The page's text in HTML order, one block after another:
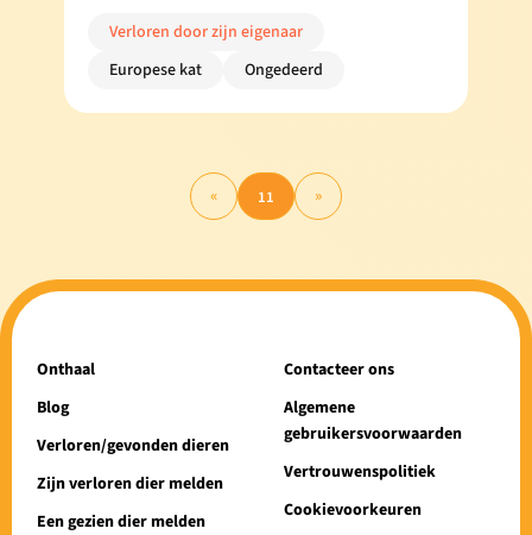
Verloren door zijn eigenaar
Europese kat
Ongedeerd
« 11 »
Onthaal
Blog
Verloren/gevonden dieren
Zijn verloren dier melden
Een gezien dier melden
Contacteer ons
Algemene
gebruikersvoorwaarden
Vertrouwenspolitiek
Cookievoorkeuren